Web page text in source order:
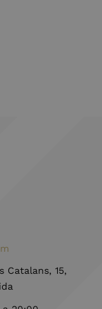
Catalans, 15,